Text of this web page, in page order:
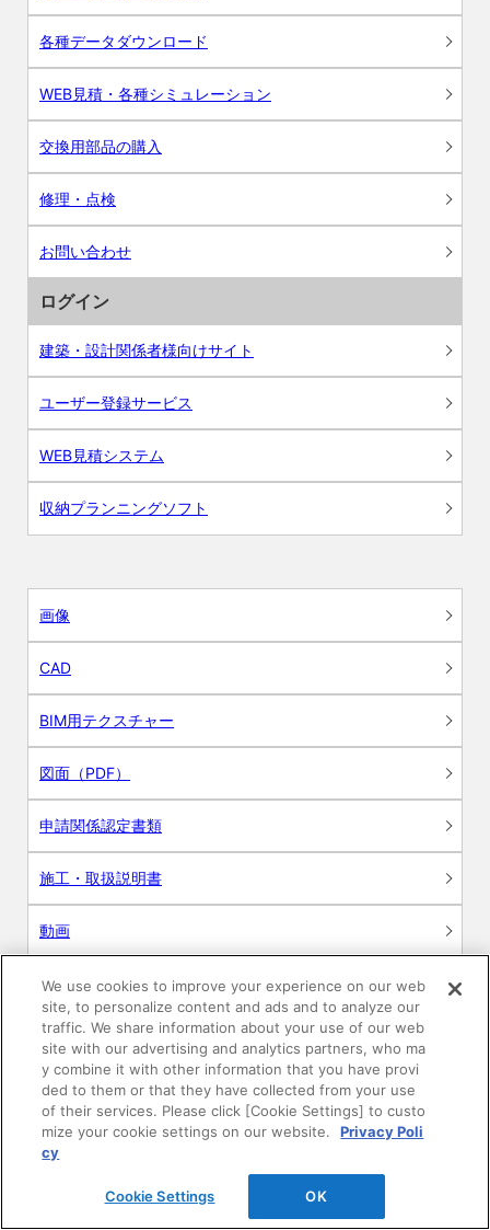
各種データダウンロード
WEB見積・各種シミュレーション
交換用部品の購入
修理・点検
お問い合わせ
ログイン
建築・設計関係者様向けサイト
ユーザー登録サービス
WEB見積システム
収納プランニングソフト
画像
CAD
BIM用テクスチャー
図面（PDF）
申請関係認定書類
施工・取扱説明書
動画
シミュレーションツール
24時間換気システム〈エアスマート〉
簡易設計見積ソフト
R&Dセンター環境測定・分析サービス
商品マスター申し込み
We use cookies to improve your experience on our web
site, to personalize content and ads and to analyze our
traffic. We share information about your use of our web
site with our advertising and analytics partners, who ma
y combine it with other information that you have provi
ded to them or that they have collected from your use
of their services. Please click [Cookie Settings] to custo
mize your cookie settings on our website.
Privacy Poli
cy
Cookie Settings OK